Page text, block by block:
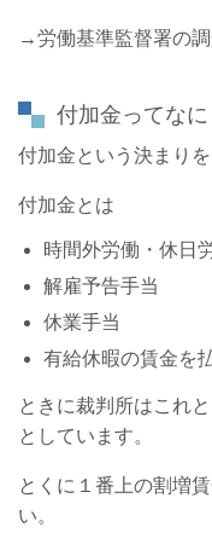
→労働基準監督署の
付加金ってなに
付加金という決まり
付加金とは
時間外労働・休日
解雇予告手当
休業手当
有給休暇の賃金を
ときに裁判所はこれ
としています。
とくに１番上の割増
い。